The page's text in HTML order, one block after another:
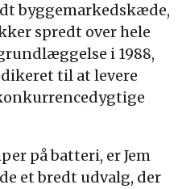
byggemarkedskæde,
spredt over hele
i 1988,
til at levere
på batteri, er Jem
et bredt udvalg, der